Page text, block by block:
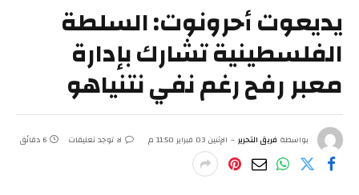
يديعوت أحرونوت: السلطة
الفلسطينية تشارك بإدارة
معبر رفح رغم نفي نتنياهو
بواسطة فريق التحرير الإثنين 03 فبراير 11:50 م لا توجد تعليقات 6 دقائق